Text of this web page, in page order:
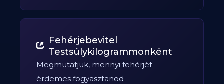
Fehérjebevitel
Testsúlykilogrammonként
Megmutatjuk, mennyi fehérjét
érdemes fogyasztanod